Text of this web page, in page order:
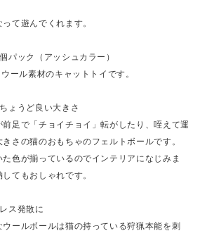
て遊んでくれます。
パック（アッシュカラー）
ール素材のキャットトイです。
ょうど良い大きさ
足で「チョイチョイ」転がしたり、咥えて運
さの猫のおもちゃのフェルトボールです。
色が揃っているのでインテリアになじみま
てもおしゃれです。
ス発散に
ウールボールは猫の持っている狩猟本能を刺